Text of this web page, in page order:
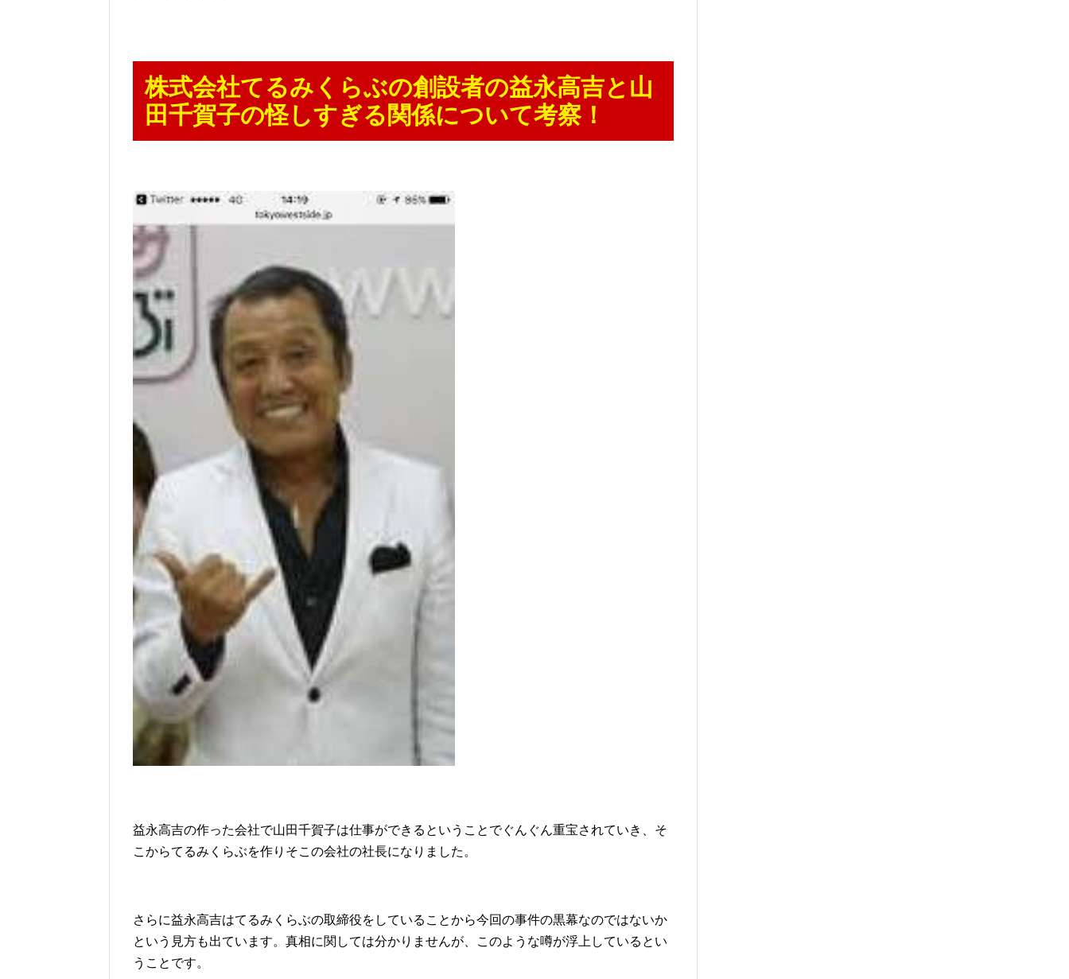
株式会社てるみくらぶの創設者の益永高吉と山
田千賀子の怪しすぎる関係について考察！
益永高吉の作った会社で山田千賀子は仕事ができるということでぐんぐん重宝されていき、そ
こからてるみくらぶを作りそこの会社の社長になりました。
さらに益永高吉はてるみくらぶの取締役をしていることから今回の事件の黒幕なのではないか
という見方も出ています。真相に関しては分かりませんが、このような噂が浮上しているとい
うことです。